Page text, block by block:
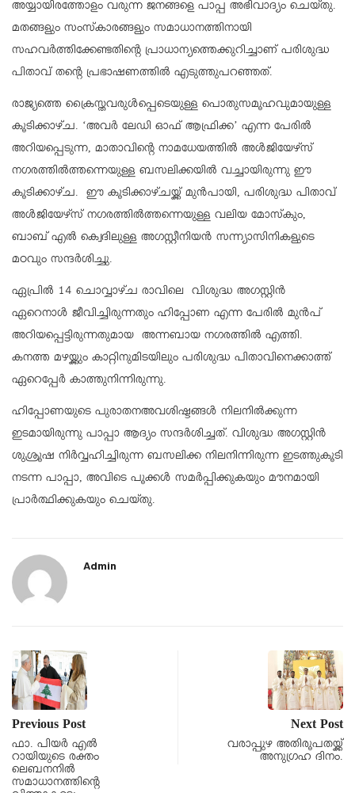
അയ്യായിരത്തോളം വരുന്ന ജനങ്ങളെ പാപ്പ അഭിവാദ്യം ചെയ്തു.
മതങ്ങളും സംസ്‌കാരങ്ങളും സമാധാനത്തിനായി
സഹവര്‍ത്തിക്കേണ്ടതിന്റെ പ്രാധാന്യത്തെക്കുറിച്ചാണ് പരിശുദ്ധ
പിതാവ് തന്റെ പ്രഭാഷണത്തില്‍ എടുത്തുപറഞ്ഞത്.
രാജ്യത്തെ ക്രൈസ്തവരുള്‍പ്പെടെയുള്ള പൊതുസമൂഹവുമായുള്ള
കൂടിക്കാഴ്ച. ‘അവര്‍ ലേഡി ഓഫ് ആഫ്രിക്ക’ എന്ന പേരില്‍
അറിയപ്പെടുന്ന, മാതാവിന്റെ നാമധേയത്തില്‍ അള്‍ജിയേഴ്‌സ്
നഗരത്തില്‍ത്തന്നെയുള്ള ബസലിക്കയില്‍ വച്ചായിരുന്നു ഈ
കൂടിക്കാഴ്ച. ഈ കൂടിക്കാഴ്ചയ്ക്ക് മുന്‍പായി, പരിശുദ്ധ പിതാവ്
അള്‍ജിയേഴ്‌സ് നഗരത്തില്‍ത്തന്നെയുള്ള വലിയ മോസ്‌കും,
ബാബ് എല്‍ ക്വെദിലുള്ള അഗസ്റ്റീനിയന്‍ സന്ന്യാസിനികളുടെ
മഠവും സന്ദര്‍ശിച്ചു.
ഏപ്രില്‍ 14 ചൊവ്വാഴ്ച രാവിലെ വിശുദ്ധ അഗസ്റ്റിന്‍
ഏറെനാള്‍ ജീവിച്ചിരുന്നതും ഹിപ്പോണ എന്ന പേരില്‍ മുന്‍പ്
അറിയപ്പെട്ടിരുന്നതുമായ അന്നബായ നഗരത്തില്‍ എത്തി.
കനത്ത മഴയ്ക്കും കാറ്റിനുമിടയിലും പരിശുദ്ധ പിതാവിനെക്കാത്ത്
ഏറെപ്പേര്‍ കാത്തുനിന്നിരുന്നു.
ഹിപ്പോണയുടെ പുരാതനഅവശിഷ്ടങ്ങള്‍ നിലനില്‍ക്കുന്ന
ഇടമായിരുന്നു പാപ്പാ ആദ്യം സന്ദര്‍ശിച്ചത്. വിശുദ്ധ അഗസ്റ്റിന്‍
ശുശ്രൂഷ നിര്‍വ്വഹിച്ചിരുന്ന ബസലിക്ക നിലനിന്നിരുന്ന ഇടത്തുകൂടി
നടന്ന പാപ്പാ, അവിടെ പൂക്കള്‍ സമര്‍പ്പിക്കുകയും മൗനമായി
പ്രാര്‍ത്ഥിക്കുകയും ചെയ്തു.
Admin
Previous Post
ഫാ. പിയര്‍ എല്‍
റായിയുടെ രക്തം
ലെബനനില്‍
സമാധാനത്തിന്റെ
Next Post
വരാപ്പുഴ അതിരൂപതയ്ക്ക്
അനുഗ്രഹ ദിനം.